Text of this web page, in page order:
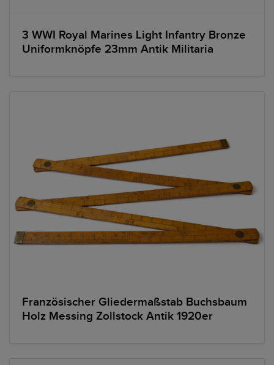
3 WWI Royal Marines Light Infantry Bronze
Uniformknöpfe 23mm Antik Militaria
Französischer Gliedermaßstab Buchsbaum
Holz Messing Zollstock Antik 1920er